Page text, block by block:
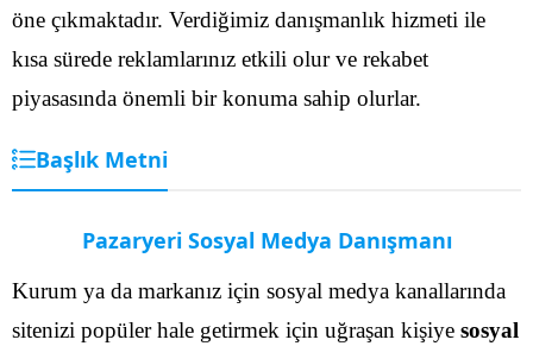
öne çıkmaktadır. Verdiğimiz danışmanlık hizmeti ile
kısa sürede reklamlarınız etkili olur ve rekabet
piyasasında önemli bir konuma sahip olurlar.
Başlık Metni
Pazaryeri Sosyal Medya Danışmanı
Kurum ya da markanız için sosyal medya kanallarında
sitenizi popüler hale getirmek için uğraşan kişiye sosyal